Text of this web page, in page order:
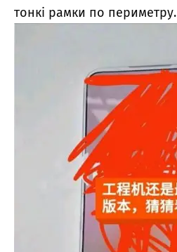
тонкі рамки по периметру.